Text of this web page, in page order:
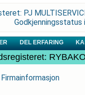
PJ
Godkjenningsstatus
DEL ERFARING
Firmainformasjon